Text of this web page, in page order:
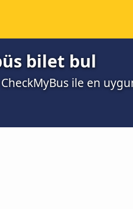
bilet bul
ile en